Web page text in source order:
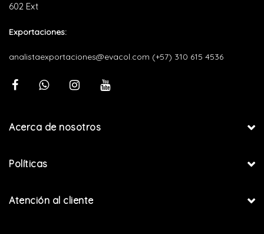
602 Ext
Exportaciones:
analistaexportaciones@evacol.com (+57) 310 615 4536
Acerca de nosotros
Políticas
Atención al cliente